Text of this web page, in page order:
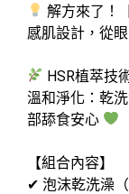
解方來了！
感肌設計，從
HSR植萃技
溫和淨化 ：乾
部舔食安心
【組合內容】
✔ 泡沫乾洗澡